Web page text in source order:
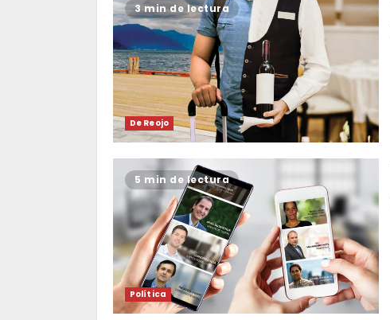
3 min de lectura
De Reojo
5 min de lectura
Política